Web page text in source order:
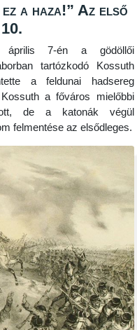
ez a haza!” Az első
április 7-én a gödöllői
tartózkodó Kossuth
a feldunai hadsereg
a főváros mielőbbi
de a katonák végül
felmentése az elsődleges.